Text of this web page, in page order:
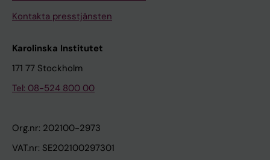
Kontakta presstjänsten
Karolinska Institutet
171 77 Stockholm
Tel: 08-524 800 00
Org.nr: 202100-2973
VAT.nr: SE202100297301